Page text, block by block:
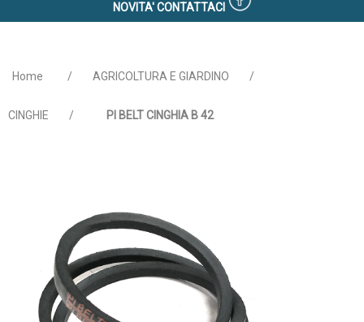
NOVITA' CONTATTACI
Home / AGRICOLTURA E GIARDINO /
CINGHIE / PI BELT CINGHIA B 42